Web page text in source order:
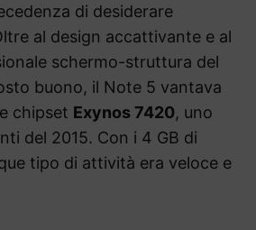
di desiderare
al design accattivante e al
schermo-struttura del
buono, il Note 5 vantava
chipset Exynos 7420, uno
del 2015. Con i 4 GB di
tipo di attività era veloce e